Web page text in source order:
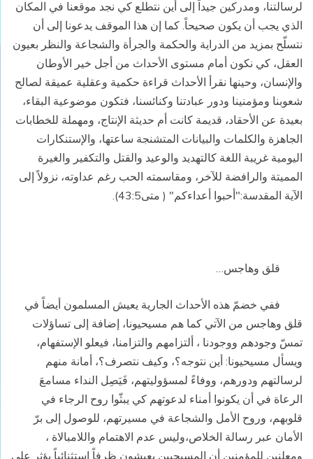
لرسالتنا، ومدركين جيداً إلى أين نتطلع كي نجد موقعنا في المكان
الذي يجب أن يكون صحيحاً. كما إن هذا الموقف يدعونا إلى أن
نتسلّح بمزيد من الدراية والحكمة والجرأة والشجاعة والنظر بعيون
العقل، كي نكون أمام مستوى الأحداث من أجل خير الأوطان
والإنسان، وحينها نقرأ الأحداث قراءة حكمية وعقلية عميقة لصالح
شعوبنا ومؤمنينا ودور عبادتنا وكنائسنا، فتكون موضوعية البقاء،
بعيدة عن الأحقاد، قديمة كانت أم حديثة الإنتاج، ومهملة للخطابات
الجاهزة والكلمات والبيانات المتشنجة ساعتها، والإستنكارات
اليومية غريبة اللغة كالتهديد والوعيد والقتل والتكفير والغيرة
المميتة والرافضة للآخر، ومقاسمته الحب رغم عداوته، نزولاً إلى
الآية المقدسة:"أحبوا أعداءكم" ( متى43:5).
قلق وهاجس…
ففي خضمّ هذه الأحداث الجارية يعيش المسلمون أيضاً في
قلق وهاجس من الآتي كما هم مسيحيونا، إضافة إلى تساؤلات
تمسّ وجودهم ووجودنا ، ألتزامهم والتزامنا، فيعلو الإستفهام،
ويسأل مسيحيونا: أين نتوجه؟، وكيف نتصرف؟، أمانة منهم
لرسالتهم ودورهم، ووفاءً لمسؤوليتهم، فَيَصِل النداء مسامعَ
الرعاة في أن يكونوا أمناء لدعوتهم كي يبثّوا روح الرجاء في
قلوبهم، وروح الأمل والشجاعة في مسيرتهم، للوصول إلى برّ
الأمان عبر رسالة الخلاص،وليس عدم الاهتمام واللامبالاة ،
ومعلنين للمؤمنين أن المسيحيين يعيشون ظرفاً إستثنائياً يؤثر على